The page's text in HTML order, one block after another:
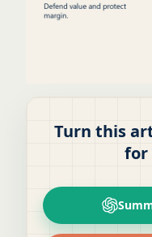
Turn this
for